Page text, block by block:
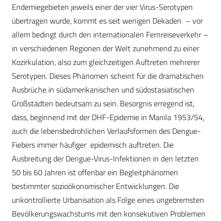
Endemiegebieten jeweils einer der vier Virus-Serotypen
übertragen wurde, kommt es seit wenigen Dekaden – vor
allem bedingt durch den internationalen Fernreiseverkehr –
in verschiedenen Regionen der Welt zunehmend zu einer
Kozirkulation, also zum gleichzeitigen Auftreten mehrerer
Serotypen. Dieses Phänomen scheint für die dramatischen
Ausbrüche in südamerikanischen und südostasiatischen
Großstädten bedeutsam zu sein. Besorgnis erregend ist,
dass, beginnend mit der DHF-Epidemie in Manila 1953/54,
auch die lebensbedrohlichen Verlaufsformen des Dengue-
Fiebers immer häufiger epidemisch auftreten. Die
Ausbreitung der Dengue-Virus-Infektionen in den letzten
50 bis 60 Jahren ist offenbar ein Begleitphänomen
bestimmter sozioökonomischer Entwicklungen. Die
unkontrollierte Urbanisation als Folge eines ungebremsten
Bevölkerungswachstums mit den konsekutiven Problemen